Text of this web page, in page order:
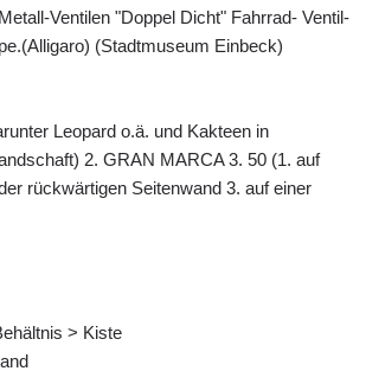
Ventilen "Doppel Dicht" Fahrrad- Ventil-
(Stadtmuseum Einbeck)
Leopard o.ä. und Kakteen in
2. GRAN MARCA 3. 50 (1. auf
rückwärtigen Seitenwand 3. auf einer
> Kiste